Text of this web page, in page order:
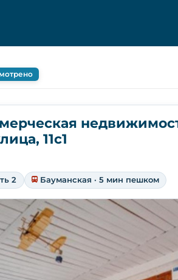
11с1
2 Бауманская · 5 мин пешком